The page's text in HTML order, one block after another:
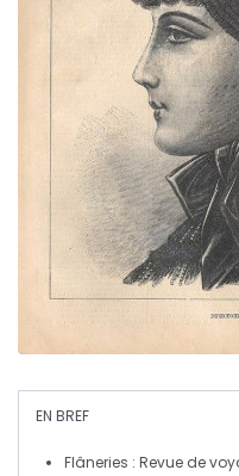
EN BREF
Flâneries : Revue de